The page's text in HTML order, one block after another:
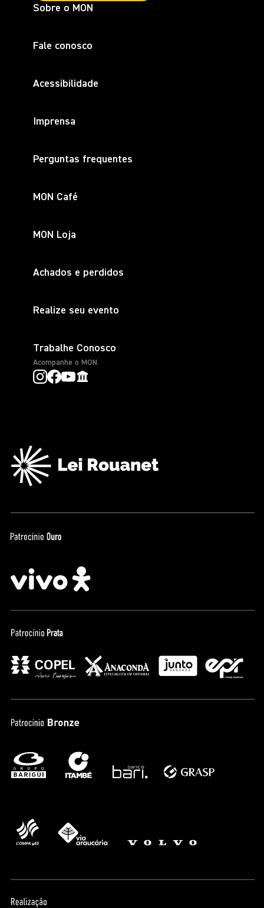
Sobre o MON
Fale conosco
Acessibilidade
Imprensa
Perguntas frequentes
MON Café
MON Loja
Achados e perdidos
Realize seu evento
Trabalhe Conosco
Acompanhe o MON